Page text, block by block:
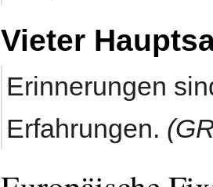
Vieter
Erinnerungen
Erfahrungen.